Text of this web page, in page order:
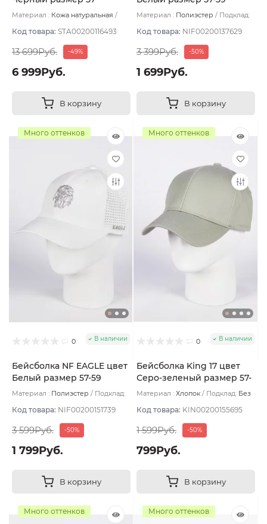
Материал : Кожа натуральная
Код товара: STA00200116493
13 699Руб. -49%
6 999Руб.
В корзину
Материал : Полиэстер
Подклад:
Код товара: NIF00200137629
3 399Руб. -50%
1 699Руб.
В корзину
Много оттенков
0 В наличии
Бейсболка NF EAGLE цвет
Белый размер 57-59
Материал : Полиэстер
Подклад:
Код товара: NIF00200151739
3 599Руб. -50%
1 799Руб.
В корзину
Много оттенков
0 В наличии
Бейсболка King 17 цвет
Серо-зеленый размер 57-
58
Материал : Хлопок Подклад: Без
Код товара: KIN00200155695
1 599Руб. -50%
799Руб.
В корзину
Много оттенков Много оттенков